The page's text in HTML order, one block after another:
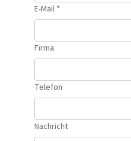
E-Mail *
Firma
Telefon
Nachricht